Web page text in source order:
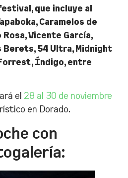
que incluye al
Caramelos de
Rosa, Vicente García,
Berets, 54 Ultra, Midnight
Índigo, entre
el 28 al 30 de noviembre
en Dorado.
con